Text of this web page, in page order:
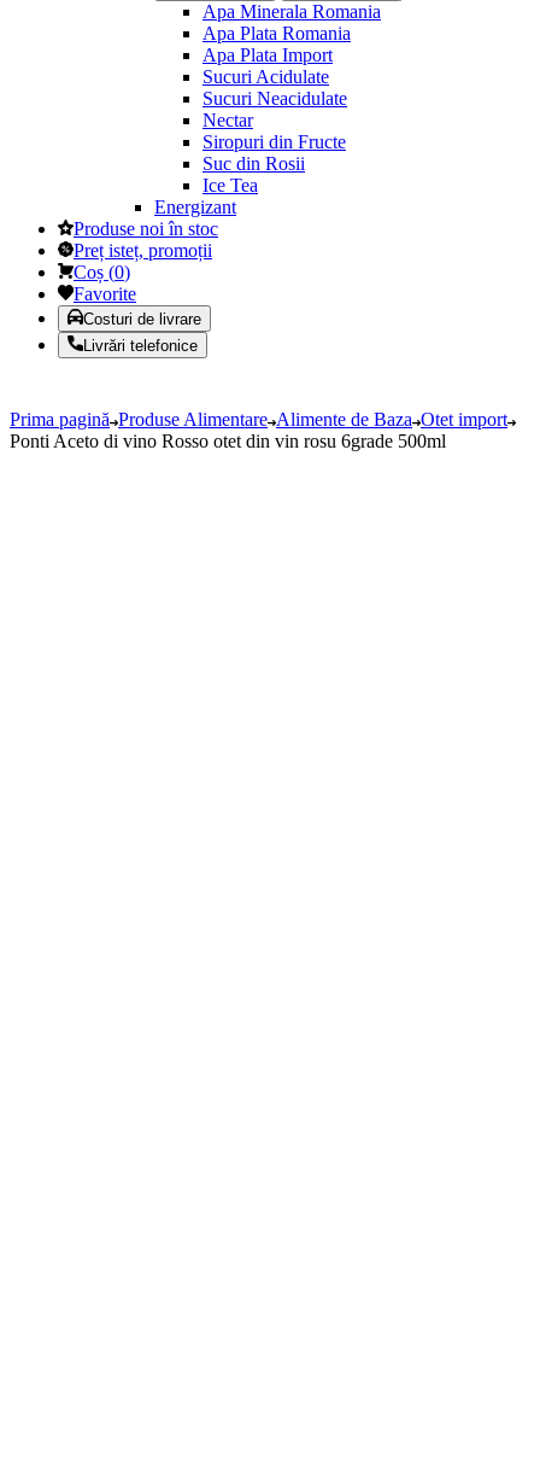
Apa Minerala Romania
Apa Plata Romania
Apa Plata Import
Sucuri Acidulate
Sucuri Neacidulate
Nectar
Siropuri din Fructe
Suc din Rosii
Ice Tea
Energizant
Produse noi în stoc
Preț isteț, promoții
Coș (0)
Favorite
Costuri de livrare
Livrări telefonice
Prima pagină Produse Alimentare Alimente de Baza Otet import
Ponti Aceto di vino Rosso otet din vin rosu 6grade 500ml